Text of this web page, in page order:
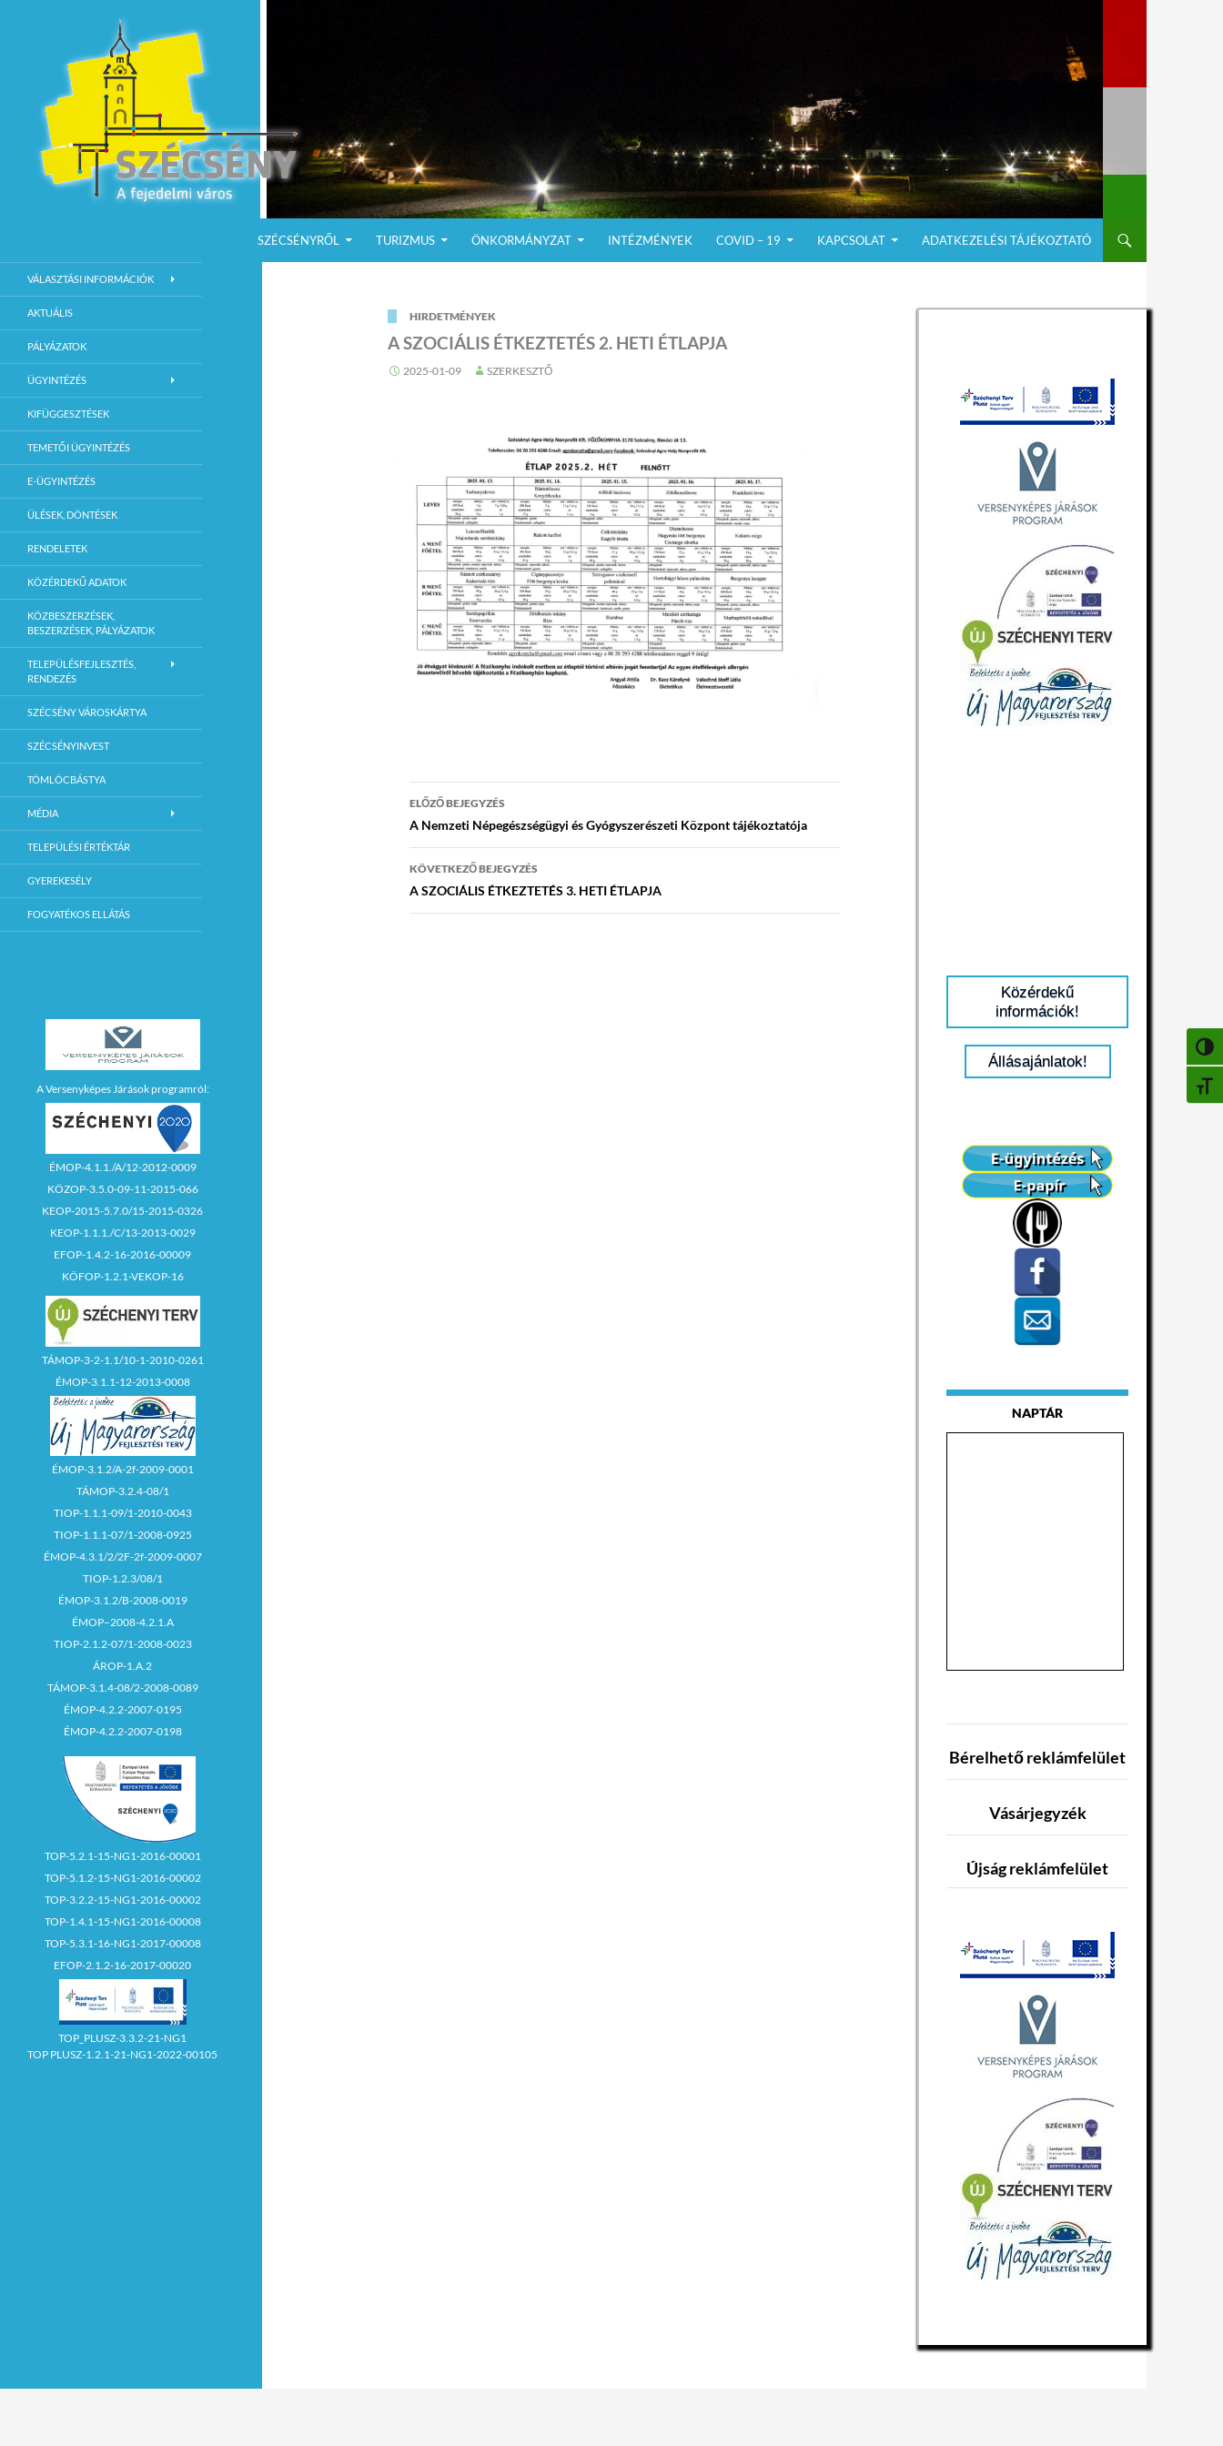
SZÉCSÉNYRŐL
TURIZMUS ÖNKORMÁNYZAT INTÉZMÉNYEK COVID – 19 KAPCSOLAT ADATKEZELÉSI TÁJÉKOZTATÓ
HIRDETMÉNYEK
A SZOCIÁLIS ÉTKEZTETÉS 2. HETI ÉTLAPJA
2025-01-09 SZERKESZTŐ
Bejegyzés
navigáció
ELŐZŐ BEJEGYZÉS
A Nemzeti Népegészségügyi és Gyógyszerészeti Központ tájékoztatója
KÖVETKEZŐ BEJEGYZÉS
A SZOCIÁLIS ÉTKEZTETÉS 3. HETI ÉTLAPJA
Közérdekű
információk!
Állásajánlatok!
NAPTÁR
Bérelhető reklámfelület
Vásárjegyzék
Újság reklámfelület
Szécsény Város Hivatalos Weboldala
VÁLASZTÁSI INFORMÁCIÓK
AKTUÁLIS
PÁLYÁZATOK
ÜGYINTÉZÉS
KIFÜGGESZTÉSEK
TEMETŐI ÜGYINTÉZÉS
E-ÜGYINTÉZÉS
ÜLÉSEK, DÖNTÉSEK
RENDELETEK
KÖZÉRDEKŰ ADATOK
KÖZBESZERZÉSEK,
BESZERZÉSEK, PÁLYÁZATOK
TELEPÜLÉSFEJLESZTÉS,
RENDEZÉS
SZÉCSÉNY VÁROSKÁRTYA
SZÉCSÉNYINVEST
TÖMLÖCBÁSTYA
MÉDIA
TELEPÜLÉSI ÉRTÉKTÁR
GYEREKESÉLY
FOGYATÉKOS ELLÁTÁS
A Versenyképes Járások programról:
ÉMOP-4.1.1./A/12-2012-0009
KÖZOP-3.5.0-09-11-2015-066
KEOP-2015-5.7.0/15-2015-0326
KEOP-1.1.1./C/13-2013-0029
EFOP-1.4.2-16-2016-00009
KÖFOP-1.2.1-VEKOP-16
TÁMOP-3-2-1.1/10-1-2010-0261
ÉMOP-3.1.1-12-2013-0008
ÉMOP-3.1.2/A-2f-2009-0001
TÁMOP-3.2.4-08/1
TIOP-1.1.1-09/1-2010-0043
TIOP-1.1.1-07/1-2008-0925
ÉMOP-4.3.1/2/2F-2f-2009-0007
TIOP-1.2.3/08/1
ÉMOP-3.1.2/B-2008-0019
ÉMOP–2008-4.2.1.A
TIOP-2.1.2-07/1-2008-0023
ÁROP-1.A.2
TÁMOP-3.1.4-08/2-2008-0089
ÉMOP-4.2.2-2007-0195
ÉMOP-4.2.2-2007-0198
TOP-5.2.1-15-NG1-2016-00001
TOP-5.1.2-15-NG1-2016-00002
TOP-3.2.2-15-NG1-2016-00002
TOP-1.4.1-15-NG1-2016-00008
TOP-5.3.1-16-NG1-2017-00008
EFOP-2.1.2-16-2017-00020
TOP_PLUSZ-3.3.2-21-NG1
TOP PLUSZ-1.2.1-21-NG1-2022-00105